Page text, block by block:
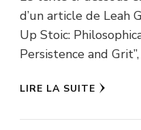
d’un article de Leah
Up Stoic:
Persistence and
LIRE LA SUITE